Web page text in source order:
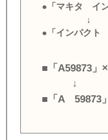
●「マキタ イ
↓
●「インパク
■「A59873」×
↓
■「A 59873